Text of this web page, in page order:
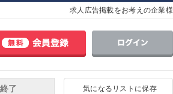
求人広告掲載をお考えの企業様
気になるリストに保存
了